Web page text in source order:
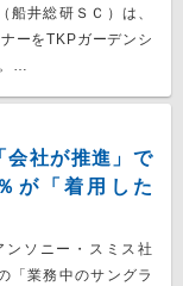
井総研ＳＣ）は、
ーをTKPガーデンシ
…
社が推進」で
が「着用した
ソニー・スミス社
「業務中のサングラ